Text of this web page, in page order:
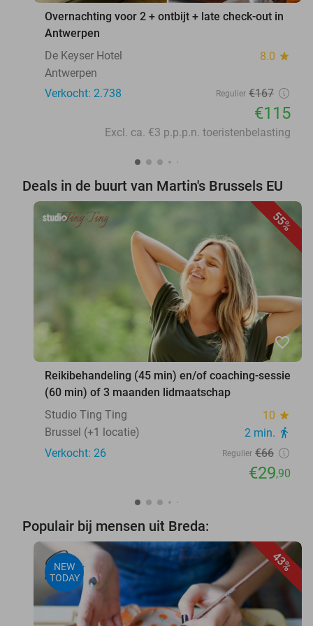
Overnachting voor 2 + ontbijt + late check-out in
Antwerpen
De Keyser Hotel
8.0 star
Antwerpen
Verkocht: 2.738
Regulier €167
€115
Excl. ca. €3 p.p.p.n. toeristenbelasting
Deals in de buurt van Martin's Brussels EU
55%
favorite_border
Reikibehandeling (45 min) en/of coaching-sessie
(60 min) of 3 maanden lidmaatschap
Studio Ting Ting
10 star
Brussel (+1 locatie) 2 min. directions_walk
Verkocht: 26 Regulier €66
€29,90
Populair bij mensen uit Breda:
43%
NEW
TODAY